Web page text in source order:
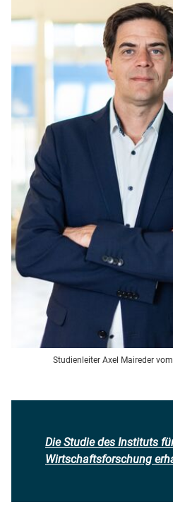
Studienleiter Axel Maireder
Die Studie des Instituts
Wirtschaftsforschung